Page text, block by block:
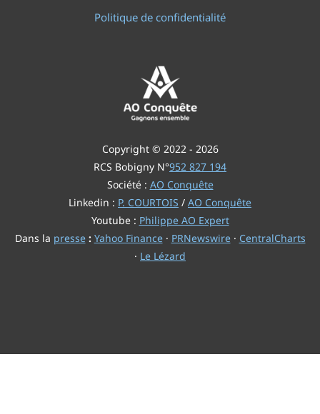
Politique de confidentialité
Copyright © 2022 - 2026
RCS Bobigny N°952 827 194
Société : AO Conquête
Linkedin : P. COURTOIS / AO Conquête
Youtube : Philippe AO Expert
Dans la presse: Yahoo Finance· PRNewswire· CentralCharts
· Le Lézard